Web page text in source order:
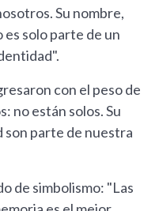
Su nombre,
es solo parte de un
con el peso de
no están solos. Su
son parte de nuestra
de simbolismo: "Las